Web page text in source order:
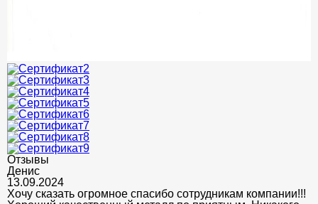
Отзывы
Денис
13.09.2024
Хочу сказать огромное спасибо сотрудникам компании!!!